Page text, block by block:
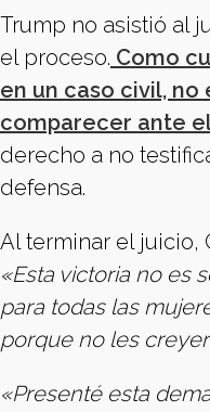
Trump no asistió al
el proceso. Como
en un caso civil, no
comparecer ante
derecho a no
defensa.
Al terminar el juicio,
«Esta victoria no es
para todas las
porque no les
«Presenté esta